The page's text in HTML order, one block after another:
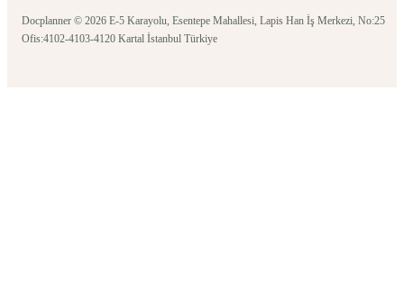
Docplanner © 2026 E-5 Karayolu, Esentepe Mahallesi, Lapis Han İş Merkezi, No:25
Ofis:4102-4103-4120 Kartal İstanbul Türkiye